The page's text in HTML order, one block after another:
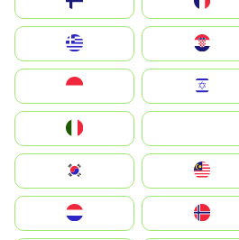
Magyarország
South Korea